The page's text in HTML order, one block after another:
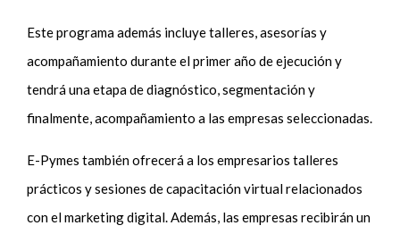
Este programa además incluye talleres, asesorías y
acompañamiento durante el primer año de ejecución y
tendrá una etapa de diagnóstico, segmentación y
finalmente, acompañamiento a las empresas seleccionadas.
E-Pymes también ofrecerá a los empresarios talleres
prácticos y sesiones de capacitación virtual relacionados
con el marketing digital. Además, las empresas recibirán un